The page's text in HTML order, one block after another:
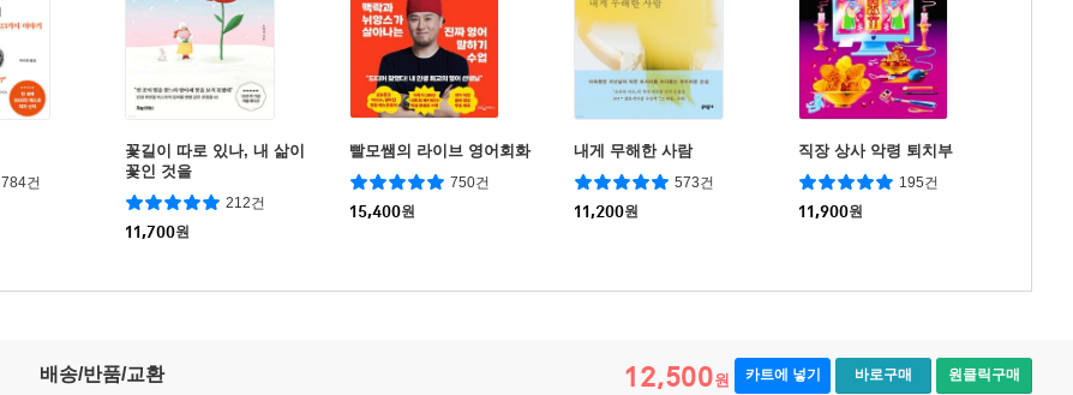
784건
꽃길이 따로 있나, 내 삶이
꽃인 것을
212건
11,700원
빨모쌤의 라이브 영어회화
750건
15,400원
내게 무해한 사람
573건
11,200원
직장 상사 악령 퇴치부
195건
11,900원
배송/반품/교환 12,500원 카트에 넣기 바로구매 원클릭구매